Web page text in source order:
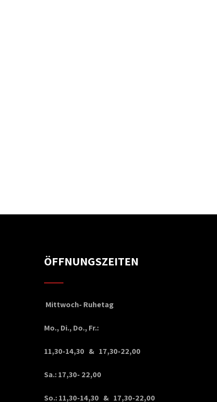
ÖFFNUNGSZEITEN
Mittwoch- Ruhetag
Mo., Di., Do., Fr.:
11,30-14,30 & 17,30-22,00
Sa.: 17,30- 22,00
So.: 11,30-14,30 & 17,30-22,00